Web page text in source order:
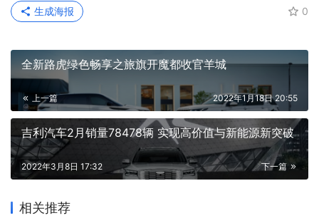
0
生成海报
全新路虎绿色畅享之旅旗开魔都收官羊城
上一篇 2022年1月18日 20:55
吉利汽车2月销量78478辆 实现高价值与新能源新突破
下一篇
2022年3月8日 17:32
相关推荐